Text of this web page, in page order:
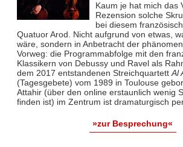
Kaum je hat mich das
Rezension solche
bei diesem
Quatuor Arod. Nicht aufgrund von etwas,
wäre, sondern in Anbetracht der
Vorweg: die Programmabfolge mit den
Klassikern von Debussy und Ravel als
dem 2017 entstandenen StreichquartettAl
(Tagesgebete) vom 1989 in Toulouse
Attahir (über den online erstaunlich wenig
finden ist) im Zentrum ist dramaturgisch
»zur Besprechung«